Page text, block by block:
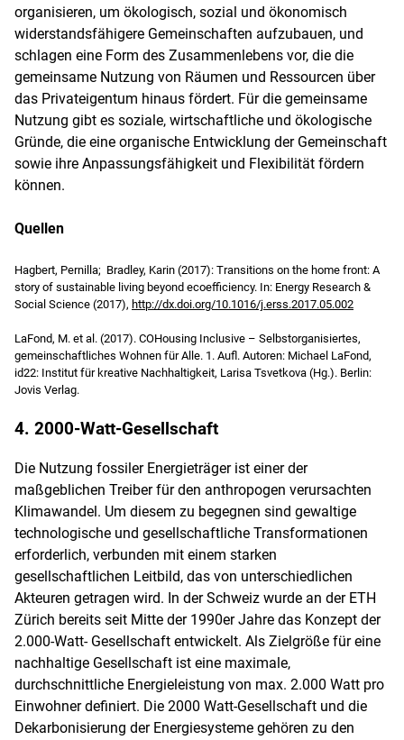
organisieren, um ökologisch, sozial und ökonomisch
widerstandsfähigere Gemeinschaften aufzubauen, und
schlagen eine Form des Zusammenlebens vor, die die
gemeinsame Nutzung von Räumen und Ressourcen über
das Privateigentum hinaus fördert. Für die gemeinsame
Nutzung gibt es soziale, wirtschaftliche und ökologische
Gründe, die eine organische Entwicklung der Gemeinschaft
sowie ihre Anpassungsfähigkeit und Flexibilität fördern
können.
Quellen
Hagbert, Pernilla; Bradley, Karin (2017): Transitions on the home front: A
story of sustainable living beyond ecoefficiency. In: Energy Research &
Social Science (2017), http://dx.doi.org/10.1016/j.erss.2017.05.002
LaFond, M. et al. (2017). COHousing Inclusive – Selbstorganisiertes,
gemeinschaftliches Wohnen für Alle. 1. Aufl. Autoren: Michael LaFond,
id22: Institut für kreative Nachhaltigkeit, Larisa Tsvetkova (Hg.). Berlin:
Jovis Verlag.
4. 2000-Watt-Gesellschaft
Die Nutzung fossiler Energieträger ist einer der
maßgeblichen Treiber für den anthropogen verursachten
Klimawandel. Um diesem zu begegnen sind gewaltige
technologische und gesellschaftliche Transformationen
erforderlich, verbunden mit einem starken
gesellschaftlichen Leitbild, das von unterschiedlichen
Akteuren getragen wird. In der Schweiz wurde an der ETH
Zürich bereits seit Mitte der 1990er Jahre das Konzept der
2.000-Watt- Gesellschaft entwickelt. Als Zielgröße für eine
nachhaltige Gesellschaft ist eine maximale,
durchschnittliche Energieleistung von max. 2.000 Watt pro
Einwohner definiert. Die 2000 Watt-Gesellschaft und die
Dekarbonisierung der Energiesysteme gehören zu den